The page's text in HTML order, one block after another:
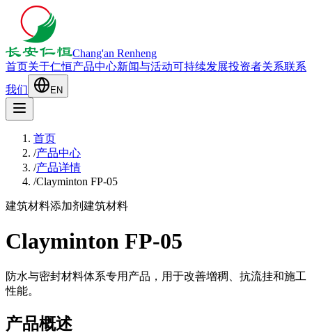
Chang'an Renheng
首页关于仁恒产品中心新闻与活动可持续发展投资者关系联系
我们
EN
首页
/产品中心
/产品详情
/Clayminton FP-05
建筑材料添加剂 建筑材料
Clayminton FP-05
防水与密封材料体系专用产品，用于改善增稠、抗流挂和施工
性能。
产品概述